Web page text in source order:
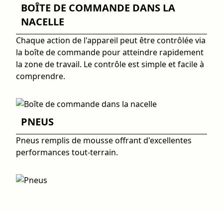
BOÎTE DE COMMANDE DANS LA
NACELLE
Chaque action de l'appareil peut être contrôlée via
la boîte de commande pour atteindre rapidement
la zone de travail. Le contrôle est simple et facile à
comprendre.
PNEUS
Pneus remplis de mousse offrant d'excellentes
performances tout-terrain.